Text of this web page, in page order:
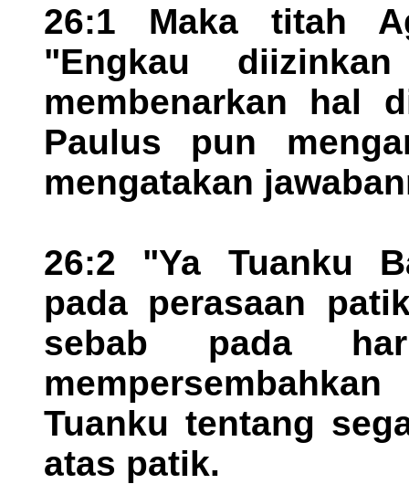
26:1 Maka titah
"Engkau
membenarkan hal
Paulus pun
mengatakan
26:2 "Ya Tuanku
pada perasaan
sebab pada
Tuanku tentang
atas patik.